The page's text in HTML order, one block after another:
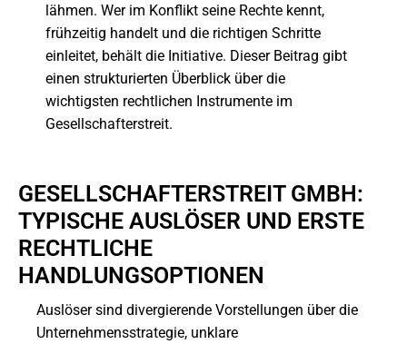
lähmen. Wer im Konflikt seine Rechte kennt,
frühzeitig handelt und die richtigen Schritte
einleitet, behält die Initiative. Dieser Beitrag gibt
einen strukturierten Überblick über die
wichtigsten rechtlichen Instrumente im
Gesellschafterstreit.
GESELLSCHAFTERSTREIT GMBH:
TYPISCHE AUSLÖSER UND ERSTE
RECHTLICHE
HANDLUNGSOPTIONEN
Auslöser sind divergierende Vorstellungen über die
Unternehmensstrategie, unklare